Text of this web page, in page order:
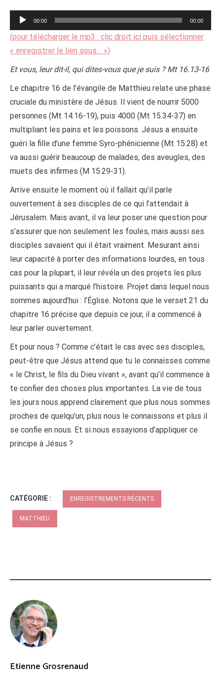
Lecteur
audio
00:00 00:00
(pour télécharger le mp3 : clic droit ici puis sélectionner
« enregistrer le lien sous… »)
Et vous, leur dit-il, qui dites-vous que je suis ? Mt 16.13-16
Le chapitre 16 de l’évangile de Matthieu relate une phase
cruciale du ministère de Jésus. Il vient de nourrir 5000
personnes (Mt 14.16-19), puis 4000 (Mt 15.34-37) en
multipliant les pains et les poissons. Jésus a ensuite
guéri la fille d’une femme Syro-phénicienne (Mt 15.28) et
va aussi guérir beaucoup de malades, des aveugles, des
muets des infirmes (M 15.29-31).
Arrive ensuite le moment où il fallait qu’il parle
ouvertement à ses disciples de ce qui l’attendait à
Jérusalem. Mais avant, il va leur poser une question pour
s’assurer que non seulement les foules, mais aussi ses
disciples savaient qui il était vraiment. Mesurant ainsi
leur capacité à porter des informations lourdes, en tous
cas pour la plupart, il leur révéla un des projets les plus
puissants qui a marqué l’histoire. Projet dans lequel nous
sommes aujourd’hui : l’Église. Notons que le verset 21 du
chapitre 16 précise que depuis ce jour, il a commencé à
leur parler ouvertement.
Et pour nous ? Comme c’était le cas avec ses disciples,
peut-être que Jésus attend que tu le connaisses comme
« le Christ, le fils du Dieu vivant », avant qu’il commence à
te confier des choses plus importantes. La vie de tous
les jours nous apprend clairement que plus nous sommes
proches de quelqu’un, plus nous le connaissons et plus il
se confie en nous. Et si nous essayions d’appliquer ce
principe à Jésus ?
CATÉGORIE : ENREGISTREMENTS RÉCENTS
MATTHIEU
Etienne Grosrenaud